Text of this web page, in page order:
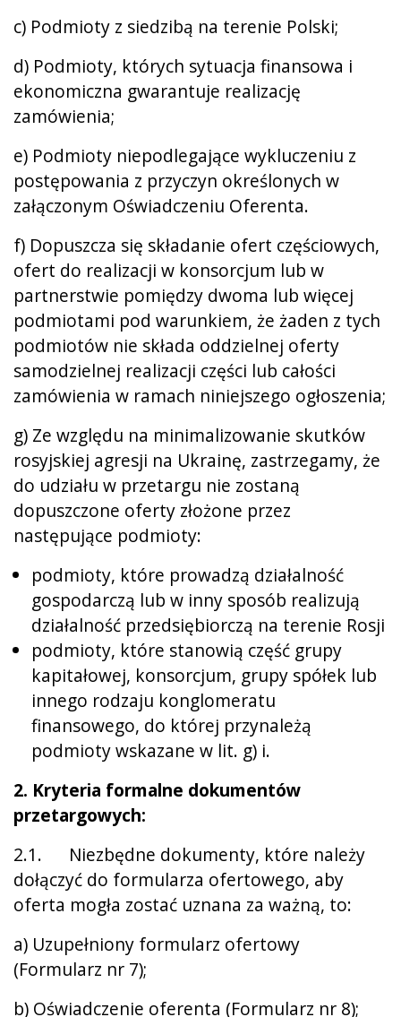
c) Podmioty z siedzibą na terenie Polski;
d) Podmioty, których sytuacja finansowa i
ekonomiczna gwarantuje realizację
zamówienia;
e) Podmioty niepodlegające wykluczeniu z
postępowania z przyczyn określonych w
załączonym Oświadczeniu Oferenta.
f) Dopuszcza się składanie ofert częściowych,
ofert do realizacji w konsorcjum lub w
partnerstwie pomiędzy dwoma lub więcej
podmiotami pod warunkiem, że żaden z tych
podmiotów nie składa oddzielnej oferty
samodzielnej realizacji części lub całości
zamówienia w ramach niniejszego ogłoszenia;
g) Ze względu na minimalizowanie skutków
rosyjskiej agresji na Ukrainę, zastrzegamy, że
do udziału w przetargu nie zostaną
dopuszczone oferty złożone przez
następujące podmioty:
podmioty, które prowadzą działalność
gospodarczą lub w inny sposób realizują
działalność przedsiębiorczą na terenie Rosji
podmioty, które stanowią część grupy
kapitałowej, konsorcjum, grupy spółek lub
innego rodzaju konglomeratu
finansowego, do której przynależą
podmioty wskazane w lit. g) i.
2. Kryteria formalne dokumentów
przetargowych:
2.1. Niezbędne dokumenty, które należy
dołączyć do formularza ofertowego, aby
oferta mogła zostać uznana za ważną, to:
a) Uzupełniony formularz ofertowy
(Formularz nr 7);
b) Oświadczenie oferenta (Formularz nr 8);